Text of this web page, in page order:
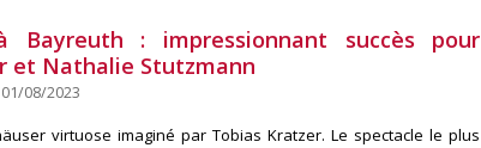
Bayreuth : impressionnant succès pour
et Nathalie Stutzmann
08/2023
virtuose imaginé par Tobias Kratzer. Le spectacle le plus